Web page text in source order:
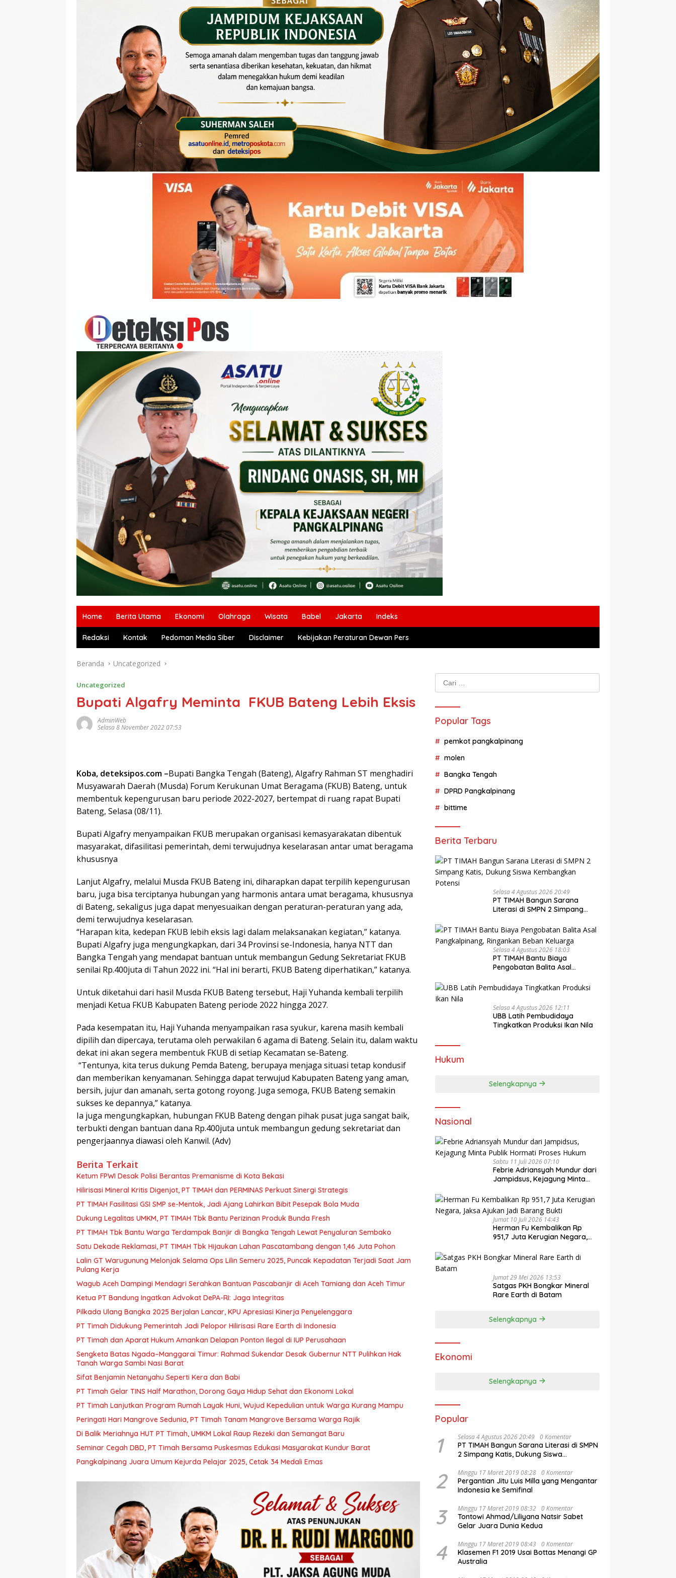
Home Berita Utama Ekonomi Olahraga Wisata Babel Jakarta Indeks
Redaksi Kontak Pedoman Media Siber Disclaimer Kebijakan Peraturan Dewan Pers
Beranda Uncategorized
Uncategorized
Bupati Algafry Meminta FKUB Bateng Lebih Eksis
AdminWeb
Selasa 8 November 2022 07:53
Koba, deteksipos.com –Bupati Bangka Tengah (Bateng), Algafry Rahman ST menghadiri
Musyawarah Daerah (Musda) Forum Kerukunan Umat Beragama (FKUB) Bateng, untuk
membentuk kepengurusan baru periode 2022-2027, bertempat di ruang rapat Bupati
Bateng, Selasa (08/11).
Bupati Algafry menyampaikan FKUB merupakan organisasi kemasyarakatan dibentuk
masyarakat, difasilitasi pemerintah, demi terwujudnya keselarasan antar umat beragama
khususnya
Lanjut Algafry, melalui Musda FKUB Bateng ini, diharapkan dapat terpilih kepengurusan
baru, juga bisa terciptanya hubungan yang harmonis antara umat beragama, khususnya
di Bateng, sekaligus juga dapat menyesuaikan dengan peraturan-peraturan yang ada,
demi terwujudnya keselarasan.
“Harapan kita, kedepan FKUB lebih eksis lagi dalam melaksanakan kegiatan,” katanya.
Bupati Algafry juga mengungkapkan, dari 34 Provinsi se-Indonesia, hanya NTT dan
Bangka Tengah yang mendapat bantuan untuk membangun Gedung Sekretariat FKUB
senilai Rp.400juta di Tahun 2022 ini. “Hal ini berarti, FKUB Bateng diperhatikan,” katanya.
Untuk diketahui dari hasil Musda FKUB Bateng tersebut, Haji Yuhanda kembali terpilih
menjadi Ketua FKUB Kabupaten Bateng periode 2022 hingga 2027.
Pada kesempatan itu, Haji Yuhanda menyampaikan rasa syukur, karena masih kembali
dipilih dan dipercaya, terutama oleh perwakilan 6 agama di Bateng. Selain itu, dalam waktu
dekat ini akan segera membentuk FKUB di setiap Kecamatan se-Bateng.
“Tentunya, kita terus dukung Pemda Bateng, berupaya menjaga situasi tetap kondusif
dan memberikan kenyamanan. Sehingga dapat terwujud Kabupaten Bateng yang aman,
bersih, jujur dan amanah, serta gotong royong. Juga semoga, FKUB Bateng semakin
sukses ke depannya,” katanya.
Ia juga mengungkapkan, hubungan FKUB Bateng dengan pihak pusat juga sangat baik,
terbukti dengan bantuan dana Rp.400juta untuk membangun gedung sekretariat dan
pengerjaannya diawasi oleh Kanwil. (Adv)
Berita Terkait
Ketum FPWI Desak Polisi Berantas Premanisme di Kota Bekasi
Hilirisasi Mineral Kritis Digenjot, PT TIMAH dan PERMINAS Perkuat Sinergi Strategis
PT TIMAH Fasilitasi GSI SMP se-Mentok, Jadi Ajang Lahirkan Bibit Pesepak Bola Muda
Dukung Legalitas UMKM, PT TIMAH Tbk Bantu Perizinan Produk Bunda Fresh
PT TIMAH Tbk Bantu Warga Terdampak Banjir di Bangka Tengah Lewat Penyaluran Sembako
Satu Dekade Reklamasi, PT TIMAH Tbk Hijaukan Lahan Pascatambang dengan 1,46 Juta Pohon
Lalin GT Warugunung Melonjak Selama Ops Lilin Semeru 2025, Puncak Kepadatan Terjadi Saat Jam
Pulang Kerja
Wagub Aceh Dampingi Mendagri Serahkan Bantuan Pascabanjir di Aceh Tamiang dan Aceh Timur
Ketua PT Bandung Ingatkan Advokat DePA-RI: Jaga Integritas
Pilkada Ulang Bangka 2025 Berjalan Lancar, KPU Apresiasi Kinerja Penyelenggara
PT Timah Didukung Pemerintah Jadi Pelopor Hilirisasi Rare Earth di Indonesia
PT Timah dan Aparat Hukum Amankan Delapan Ponton Ilegal di IUP Perusahaan
Sengketa Batas Ngada–Manggarai Timur: Rahmad Sukendar Desak Gubernur NTT Pulihkan Hak
Tanah Warga Sambi Nasi Barat
Sifat Benjamin Netanyahu Seperti Kera dan Babi
PT Timah Gelar TINS Half Marathon, Dorong Gaya Hidup Sehat dan Ekonomi Lokal
PT Timah Lanjutkan Program Rumah Layak Huni, Wujud Kepedulian untuk Warga Kurang Mampu
Peringati Hari Mangrove Sedunia, PT Timah Tanam Mangrove Bersama Warga Rajik
Di Balik Meriahnya HUT PT Timah, UMKM Lokal Raup Rezeki dan Semangat Baru
Seminar Cegah DBD, PT Timah Bersama Puskesmas Edukasi Masyarakat Kundur Barat
Pangkalpinang Juara Umum Kejurda Pelajar 2025, Cetak 34 Medali Emas
Popular Tags
pemkot pangkalpinang
molen
Bangka Tengah
DPRD Pangkalpinang
bittime
Berita Terbaru
Selasa 4 Agustus 2026 20:49
PT TIMAH Bangun Sarana
Literasi di SMPN 2 Simpang
Kembangkan Potensi
Selasa 4 Agustus 2026 18:03
PT TIMAH Bantu Biaya
Pengobatan Balita Asal
Beban Keluarga
Selasa 4 Agustus 2026 12:11
UBB Latih Pembudidaya
Tingkatkan Produksi Ikan Nila
Hukum
Selengkapnya
Nasional
Sabtu 11 Juli 2026 07:10
Febrie Adriansyah Mundur dari
Jampidsus, Kejagung Minta
Jumat 10 Juli 2026 14:43
Herman Fu Kembalikan Rp
951,7 Juta Kerugian Negara,
Bukti
Jumat 29 Mei 2026 13:53
Satgas PKH Bongkar Mineral
Selengkapnya
Ekonomi
Selengkapnya
Popular
1 Selasa 4 Agustus 2026 20:49 0 Komentar
PT TIMAH Bangun Sarana Literasi di SMPN
2 Simpang Katis, Dukung Siswa
2 Minggu 17 Maret 2019 08:28 0 Komentar
Pergantian Jitu Luis Milla yang Mengantar
Indonesia ke Semifinal
3 Minggu 17 Maret 2019 08:32 0 Komentar
Tontowi Ahmad/Liliyana Natsir Sabet
Gelar Juara Dunia Kedua
4 Minggu 17 Maret 2019 08:43 0 Komentar
Klasemen F1 2019 Usai Bottas Menangi GP
Australia